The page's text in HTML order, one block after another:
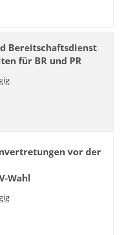
Bereitschaftsdienst
für BR und PR
vor der
Wahl